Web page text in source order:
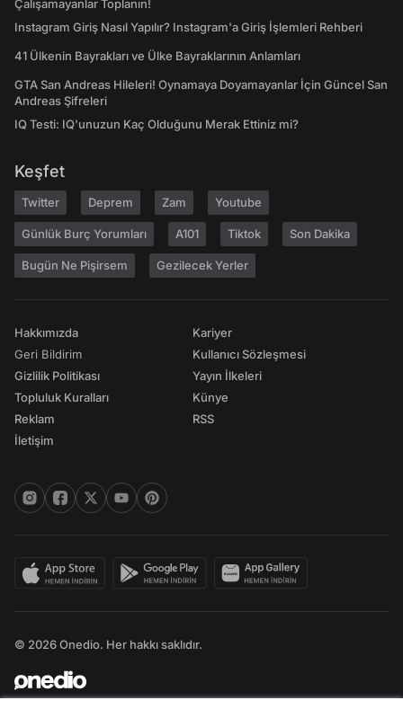
Çalışamayanlar Toplanın!
Instagram Giriş Nasıl Yapılır? Instagram'a Giriş İşlemleri Rehberi
41 Ülkenin Bayrakları ve Ülke Bayraklarının Anlamları
GTA San Andreas Hileleri! Oynamaya Doyamayanlar İçin Güncel San
Andreas Şifreleri
IQ Testi: IQ'unuzun Kaç Olduğunu Merak Ettiniz mi?
Keşfet
Twitter Deprem Zam Youtube
Günlük Burç Yorumları A101 Tiktok Son Dakika
Bugün Ne Pişirsem Gezilecek Yerler
Hakkımızda
Geri Bildirim
Gizlilik Politikası
Topluluk Kuralları
Reklam
İletişim
Kariyer
Kullanıcı Sözleşmesi
Yayın İlkeleri
Künye
RSS
© 2026 Onedio. Her hakkı saklıdır.